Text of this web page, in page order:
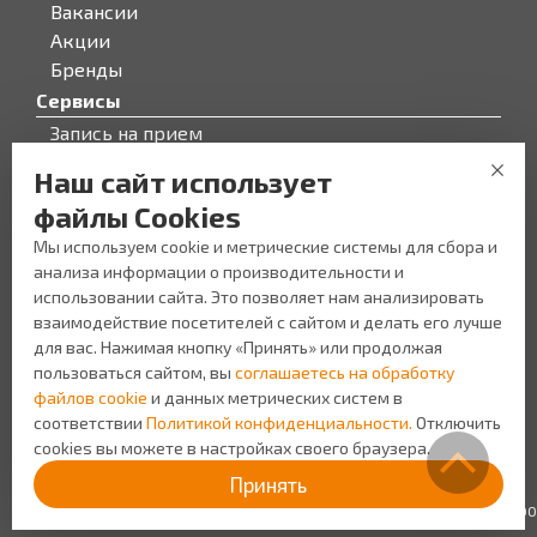
снимать их во время сна.
Выбор линз в зависимости от режима ношения
связан, в первую очередь, с образом жизни
пациента. Большинство специалистов
рекомендуют на постоянной основе все же носить
линзы дневного режима, так как это наиболее
Модели с длительным режимом ношения можно
применять в случае крайней необходимости,
например, если на протяжении продолжительного
времени вы находитесь в ситуации, в которой
невозможно создать все условия для грамотного
и стерильного ухода за линзами.
Дизайн контактных линз
В зависимости от определенного дефекта зрения,
окулист индивидуально подбирает форму линзы,
которая будет приносить наиболее эффективный
корректирующий эффект в том или ином случае.
Сферические линзы применяются для
коррекции миопии и гиперметропии.
Вакансии
Акции
Бренды
Сервисы
Запись на прием
О компании
О компании
Персонал
Новости
Прайс-лист на услуги
Уголок потребителя
Создание сайта Space App
Политика
конфиденциальности
ИП Шляхтинцев Н.В. ИНН: 645110566400
Наш сайт использует
файлы Cookies
Мы используем cookie и метрические системы для сбора и
анализа информации о производительности и
использовании сайта. Это позволяет нам анализировать
взаимодействие посетителей с сайтом и делать его лучше
для вас. Нажимая кнопку «Принять» или продолжая
пользоваться сайтом, вы соглашаетесь на обработку
файлов cookie и данных метрических систем в
соответствии Политикой конфиденциальности. Отключить
cookies вы можете в настройках своего браузера.
Принять